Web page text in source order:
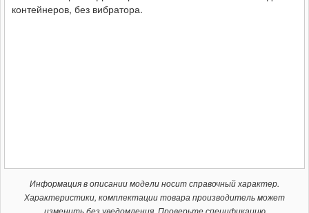
контейнеров, без вибратора.
Информация в описании модели носит справочный характер.
Характеристики, комплектации товара производитель может